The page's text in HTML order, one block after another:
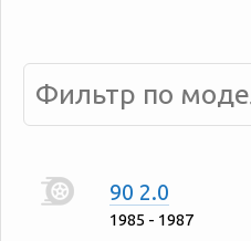
90 2.0
1985 - 1987